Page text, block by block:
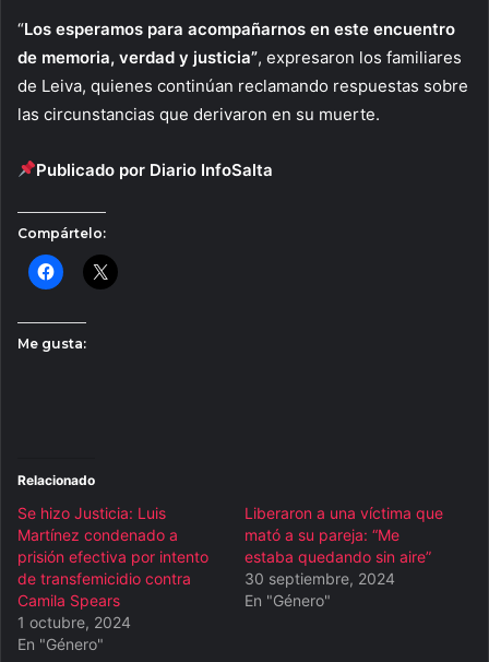
“Los esperamos para acompañarnos en este encuentro
de memoria, verdad y justicia”, expresaron los familiares
de Leiva, quienes continúan reclamando respuestas sobre
las circunstancias que derivaron en su muerte.
Publicado por Diario InfoSalta
Compártelo:
Me gusta:
Relacionado
Se hizo Justicia: Luis
Martínez condenado a
prisión efectiva por intento
de transfemicidio contra
Camila Spears
1 octubre, 2024
En "Género"
Liberaron a una víctima que
mató a su pareja: “Me
estaba quedando sin aire”
30 septiembre, 2024
En "Género"